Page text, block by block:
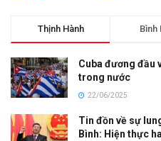
Thịnh Hành Bình
Cuba đương đầu
trong nước
22/06/2025
Tin đồn về sự
Bình: Hiện thực